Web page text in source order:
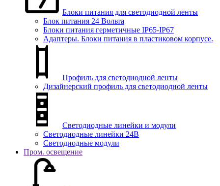
Блоки питания для светодиодной ленты
Блок питания 24 Вольта
Блоки питания герметичные IP65-IP67
Адаптеры. Блоки питания в пластиковом корпусе.
Профиль для светодиодной ленты
Дизайнерский профиль для светодиодной ленты
Светодиодные линейки и модули
Светодиодные линейки 24В
Светодиодные модули
Пром. освещение